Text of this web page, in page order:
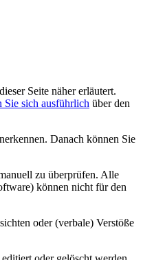
Seite näher erläutert.
Sie sich ausführlich über den
Danach können Sie
zu überprüfen. Alle
können nicht für den
oder (verbale) Verstöße